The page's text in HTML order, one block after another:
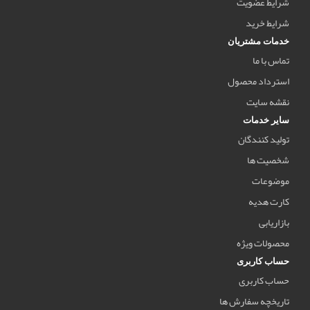
شرایط خرید
خدمات مشتریان
تماس با ما
استرداد محصول
نقشه سایت
سایر خدمات
تولید کنندگان
شخصیت ها
موضوعات
کارت هدیه
بازاریابی
محصولات ویژه
حساب کاربری
حساب کاربری
تاریخچه سفارش ها